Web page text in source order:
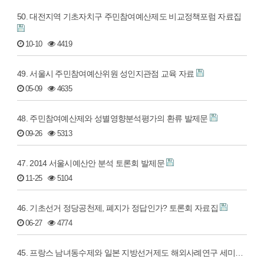
50. 대전지역 기초자치구 주민참여예산제도 비교정책포럼 자료집
10-10 4419
49. 서울시 주민참여예산위원 성인지관점 교육 자료
05-09 4635
48. 주민참여예산제와 성별영향분석평가의 환류 발제문
09-26 5313
47. 2014 서울시예산안 분석 토론회 발제문
11-25 5104
46. 기초선거 정당공천제, 폐지가 정답인가? 토론회 자료집
06-27 4774
45. 프랑스 남녀동수제와 일본 지방선거제도 해외사례연구 세미…